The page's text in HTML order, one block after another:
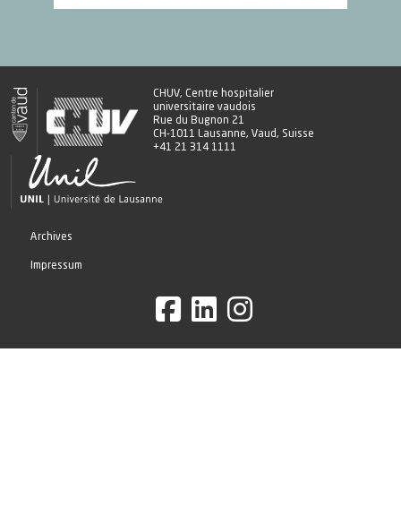
CHUV, Centre hospitalier
universitaire vaudois
Rue du Bugnon 21
CH-1011 Lausanne, Vaud, Suisse
+41 21 314 1111
Archives
Impressum